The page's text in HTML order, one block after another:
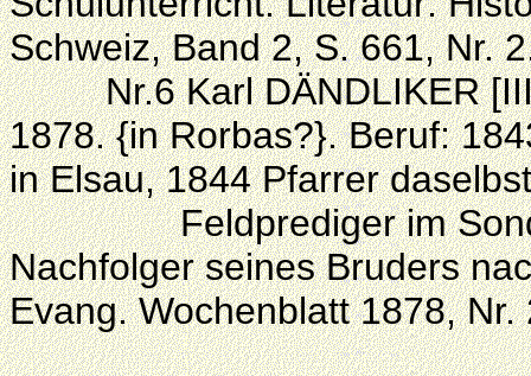
Schweiz, Band 2, S. 661, Nr.
Nr.6 Karl DÄNDLIKER [III],
1878. {in Rorbas?}. Beruf:
in Elsau, 1844 Pfarrer
Feldprediger im
Nachfolger seines Bruders
Evang. Wochenblatt 1878,